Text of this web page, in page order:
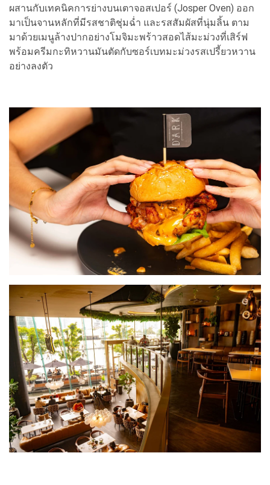
ผสานกับเทคนิคการย่างบนเตาจอสเปอร์ (Josper Oven) ออก
มาเป็นจานหลักที่มีรสชาติชุ่มฉ่ำ และรสสัมผัสที่นุ่มลิ้น ตาม
มาด้วยเมนูล้างปากอย่างโมจิมะพร้าวสอดไส้มะม่วงที่เสิร์ฟ
พร้อมครีมกะทิหวานมันตัดกับซอร์เบทมะม่วงรสเปรี้ยวหวาน
อย่างลงตัว